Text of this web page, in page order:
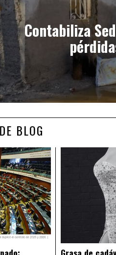
Contabiliza
BLOG
Grasa de